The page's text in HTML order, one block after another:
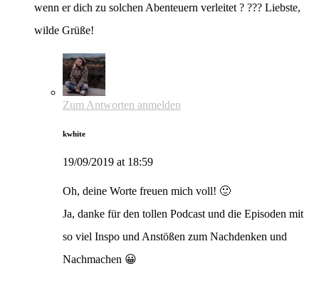
wenn er dich zu solchen Abenteuern verleitet ? ??? Liebste,
wilde Grüße!
Zum Antworten anmelden
kwhite
19/09/2019 at 18:59
Oh, deine Worte freuen mich voll! 🙂
Ja, danke für den tollen Podcast und die Episoden mit
so viel Inspo und Anstößen zum Nachdenken und
Nachmachen 😀